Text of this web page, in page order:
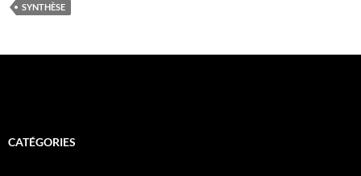
SYNTHÈSE
CATÉGORIES